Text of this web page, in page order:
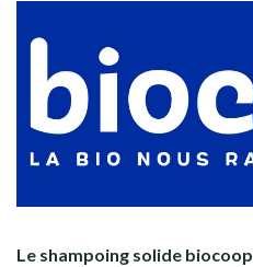
Le shampoing solide biocoop